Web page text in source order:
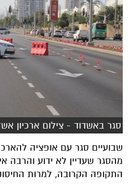
סגר באשדוד - צילום ארכיון
שבועיים סגר עם אופציה
מהסגר שעדיין לא ידוע והרבה
התקופה הקרובה, למרות